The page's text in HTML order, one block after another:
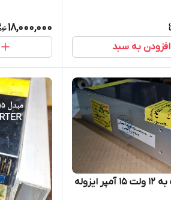
افزودن به سبد
18,000,000
مبدل ۲۴ ولت به ۱۲ ولت ۱۵ آمپر ایزوله